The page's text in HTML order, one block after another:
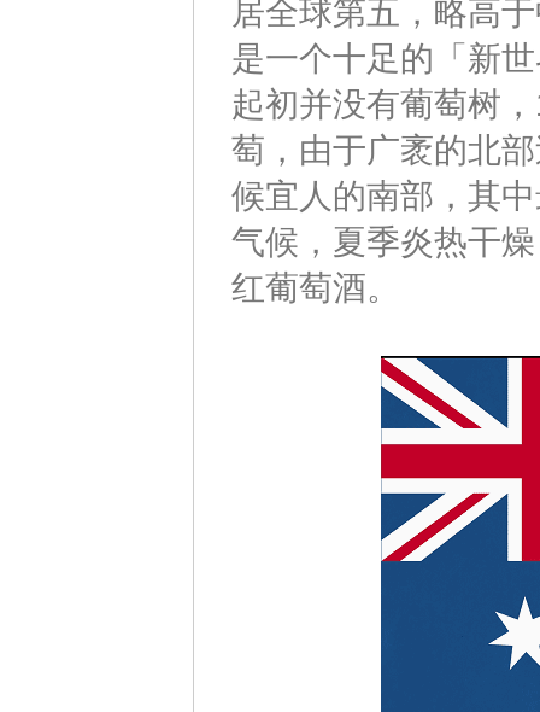
居全球第五，略高
是一个十足的「新
起初并没有葡萄树
萄，由于广袤的北
候宜人的南部，其
气候，夏季炎热干
红葡萄酒。